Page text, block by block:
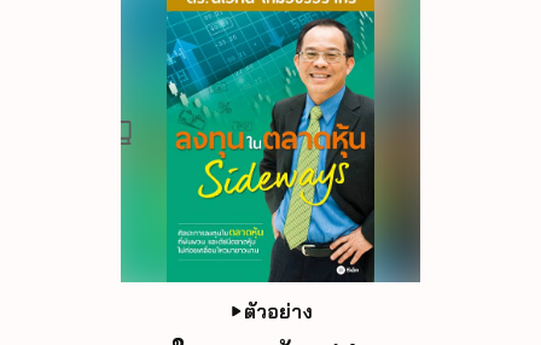
ตัวอย่าง